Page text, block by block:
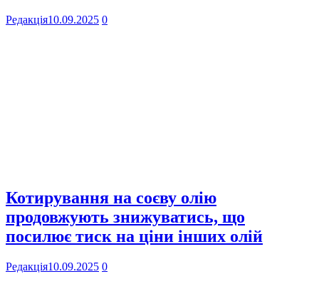
Редакція10.09.2025 0
Котирування на соєву олію
продовжують знижуватись, що
посилює тиск на ціни інших олій
Редакція10.09.2025 0